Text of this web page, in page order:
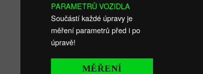
PARAMETRŮ VOZIDLA
Součástí každé úpravy je
měření parametrů před i po
úpravě!
MĚŘENÍ